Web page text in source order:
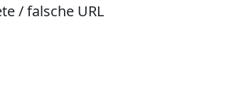
/ falsche URL